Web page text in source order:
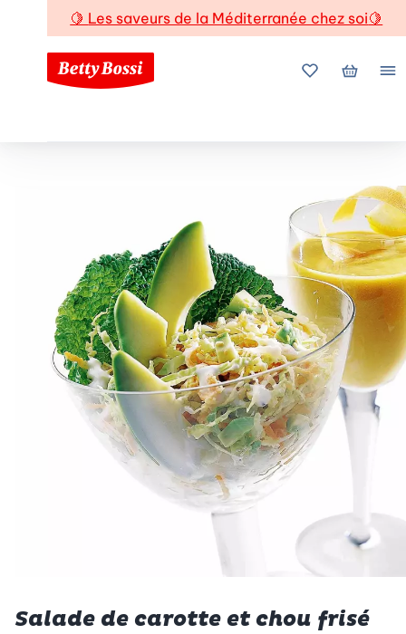
🍋 Les saveurs de la Méditerranée chez soi🍋
Mes favoris
Mon
Salade de carotte et chou frisé